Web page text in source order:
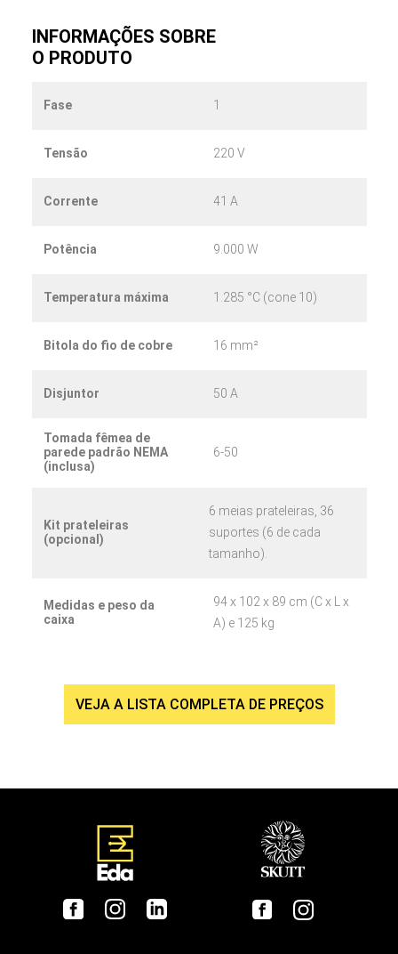
KM1027-3″
KM1022-3″
INFORMAÇÕES SOBRE
O PRODUTO
Fase 1
Tensão 220 V
Corrente 41 A
Potência 9.000 W
Temperatura máxima 1.285 °C (cone 10)
Bitola do fio de cobre 16 mm²
Disjuntor 50 A
Tomada fêmea de
parede padrão NEMA
(inclusa)
6-50
Kit prateleiras
(opcional)
6 meias prateleiras, 36
suportes (6 de cada
tamanho).
Medidas e peso da
caixa
94 x 102 x 89 cm (C x L x
A) e 125 kg
VEJA A LISTA COMPLETA DE PREÇOS